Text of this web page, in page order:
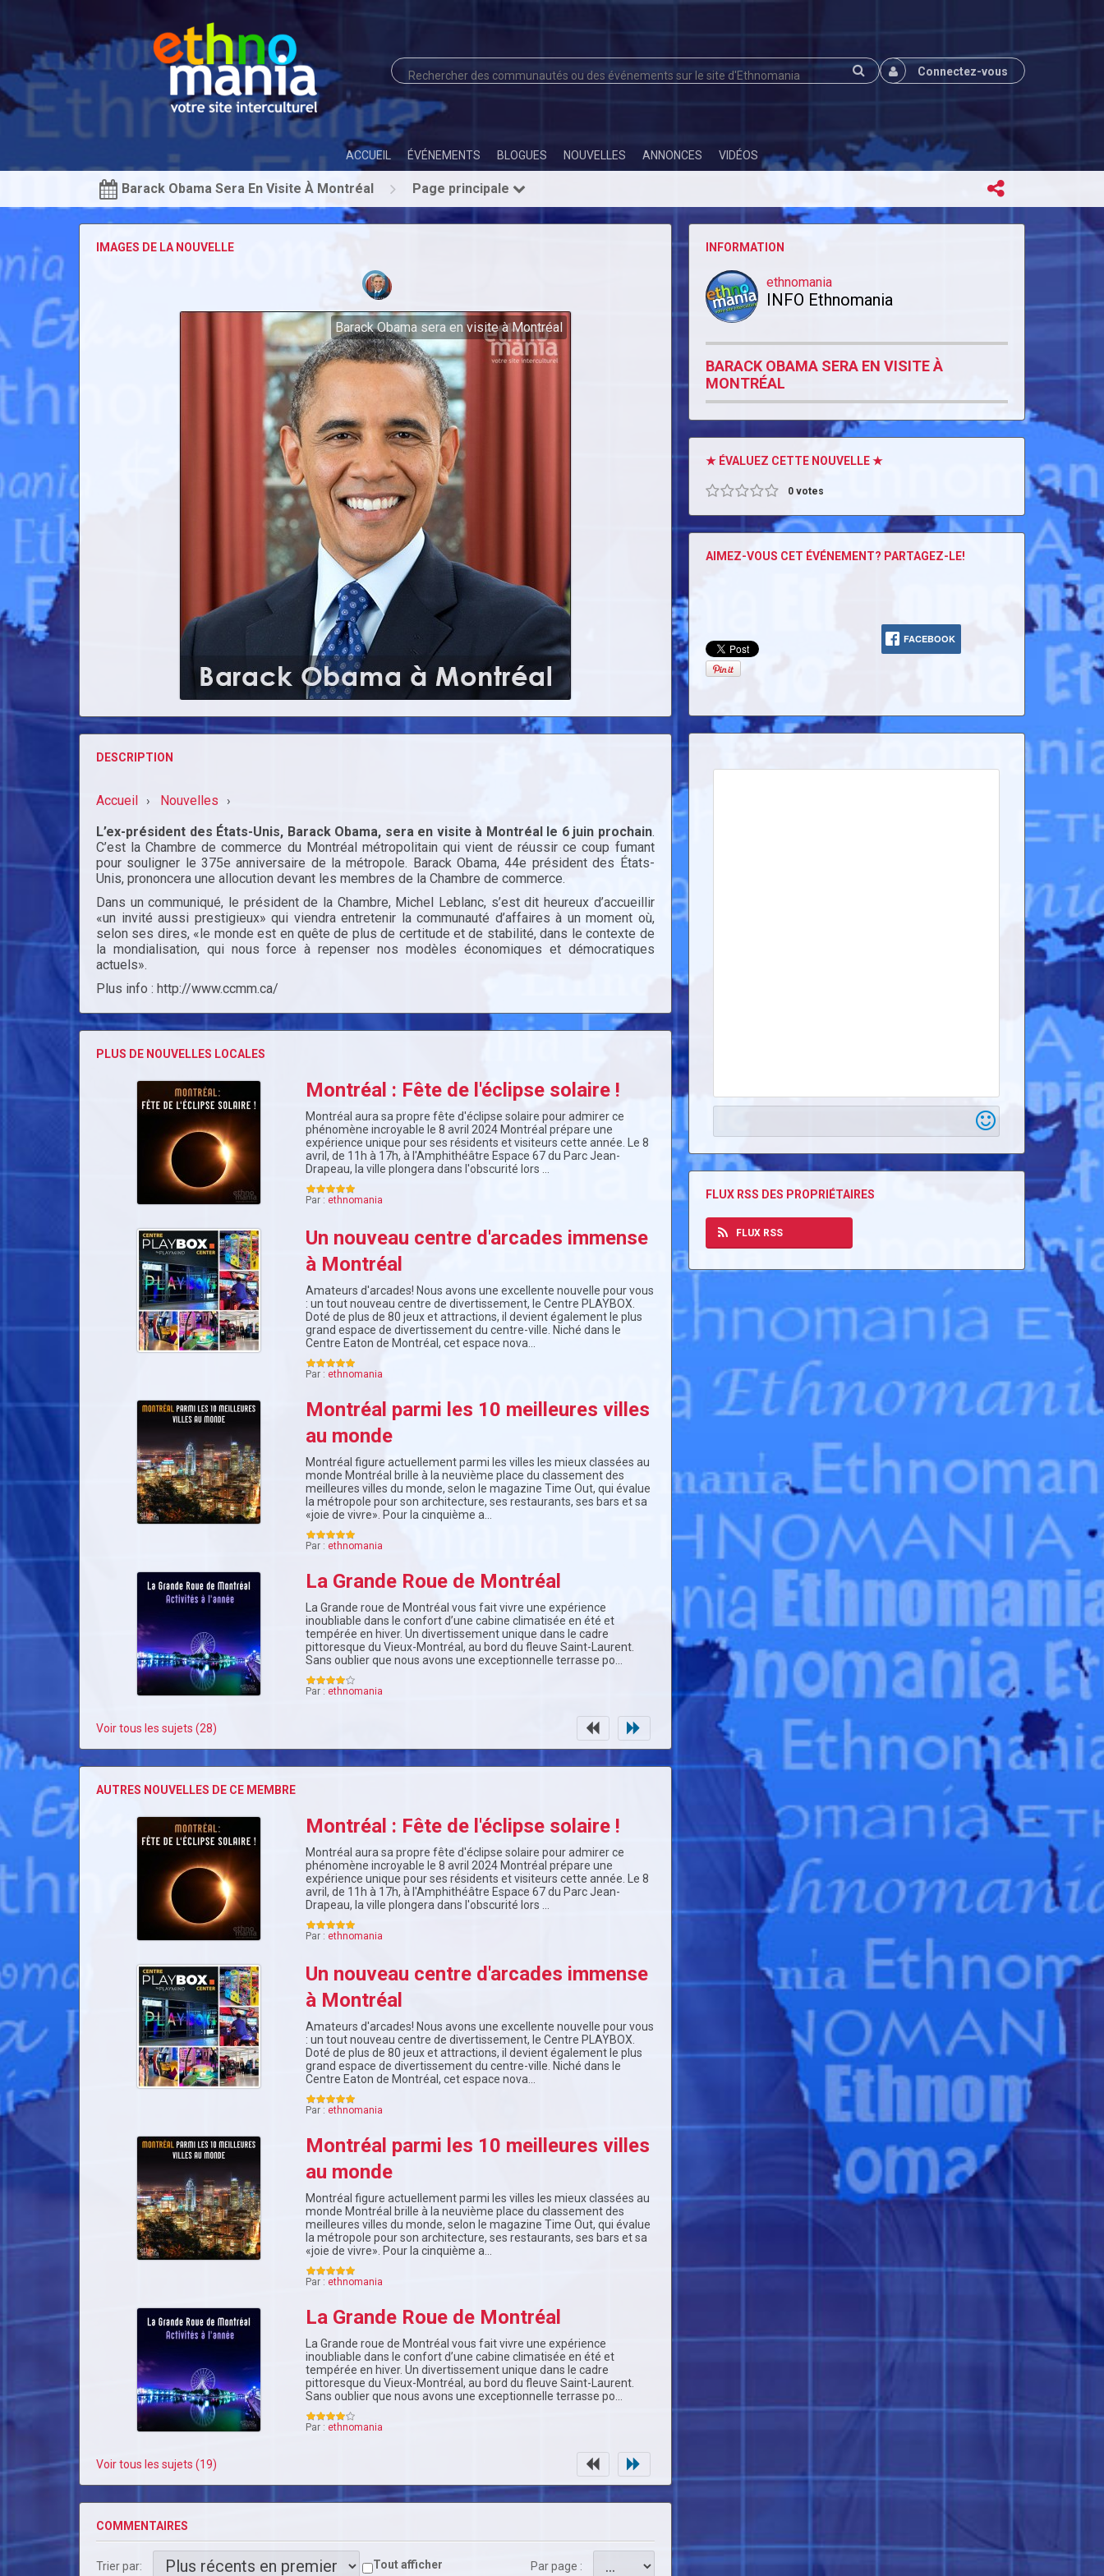
Connectez-vous
ACCUEIL ÉVÉNEMENTS BLOGUES NOUVELLES ANNONCES VIDÉOS
Barack Obama Sera En Visite À Montréal Page principale
IMAGES DE LA NOUVELLE
Barack Obama sera en visite à Montréal
DESCRIPTION
Accueil › Nouvelles ›
L’ex-président des États-Unis, Barack Obama, sera en visite à Montréal le 6 juin prochain.
C’est la Chambre de commerce du Montréal métropolitain qui vient de réussir ce coup fumant
pour souligner le 375e anniversaire de la métropole. Barack Obama, 44e président des États-
Unis, prononcera une allocution devant les membres de la Chambre de commerce.
Dans un communiqué, le président de la Chambre, Michel Leblanc, s’est dit heureux d’accueillir
«un invité aussi prestigieux» qui viendra entretenir la communauté d’affaires à un moment où,
selon ses dires, «le monde est en quête de plus de certitude et de stabilité, dans le contexte de
la mondialisation, qui nous force à repenser nos modèles économiques et démocratiques
actuels».
Plus info : http://www.ccmm.ca/
PLUS DE NOUVELLES LOCALES
Montréal : Fête de l'éclipse solaire !
Montréal aura sa propre fête d'éclipse solaire pour admirer ce
phénomène incroyable le 8 avril 2024 Montréal prépare une
expérience unique pour ses résidents et visiteurs cette année. Le 8
avril, de 11h à 17h, à l'Amphithéâtre Espace 67 du Parc Jean-
Drapeau, la ville plongera dans l'obscurité lors …
Par : ethnomania
Un nouveau centre d'arcades immense
à Montréal
Amateurs d'arcades! Nous avons une excellente nouvelle pour vous
: un tout nouveau centre de divertissement, le Centre PLAYBOX.
Doté de plus de 80 jeux et attractions, il devient également le plus
grand espace de divertissement du centre-ville. Niché dans le
Centre Eaton de Montréal, cet espace nova…
Par : ethnomania
Montréal parmi les 10 meilleures villes
au monde
Montréal figure actuellement parmi les villes les mieux classées au
monde Montréal brille à la neuvième place du classement des
meilleures villes du monde, selon le magazine Time Out, qui évalue
la métropole pour son architecture, ses restaurants, ses bars et sa
«joie de vivre». Pour la cinquième a…
Par : ethnomania
La Grande Roue de Montréal
La Grande roue de Montréal vous fait vivre une expérience
inoubliable dans le confort d’une cabine climatisée en été et
tempérée en hiver. Un divertissement unique dans le cadre
pittoresque du Vieux-Montréal, au bord du fleuve Saint-Laurent.
Sans oublier que nous avons une exceptionnelle terrasse po…
Par : ethnomania
Voir tous les sujets (28)
AUTRES NOUVELLES DE CE MEMBRE
Montréal : Fête de l'éclipse solaire !
Montréal aura sa propre fête d'éclipse solaire pour admirer ce
phénomène incroyable le 8 avril 2024 Montréal prépare une
expérience unique pour ses résidents et visiteurs cette année. Le 8
avril, de 11h à 17h, à l'Amphithéâtre Espace 67 du Parc Jean-
Drapeau, la ville plongera dans l'obscurité lors …
Par : ethnomania
Un nouveau centre d'arcades immense
à Montréal
Amateurs d'arcades! Nous avons une excellente nouvelle pour vous
: un tout nouveau centre de divertissement, le Centre PLAYBOX.
Doté de plus de 80 jeux et attractions, il devient également le plus
grand espace de divertissement du centre-ville. Niché dans le
Centre Eaton de Montréal, cet espace nova…
Par : ethnomania
Montréal parmi les 10 meilleures villes
au monde
Montréal figure actuellement parmi les villes les mieux classées au
monde Montréal brille à la neuvième place du classement des
meilleures villes du monde, selon le magazine Time Out, qui évalue
la métropole pour son architecture, ses restaurants, ses bars et sa
«joie de vivre». Pour la cinquième a…
Par : ethnomania
La Grande Roue de Montréal
La Grande roue de Montréal vous fait vivre une expérience
inoubliable dans le confort d’une cabine climatisée en été et
tempérée en hiver. Un divertissement unique dans le cadre
pittoresque du Vieux-Montréal, au bord du fleuve Saint-Laurent.
Sans oublier que nous avons une exceptionnelle terrasse po…
Par : ethnomania
Voir tous les sujets (19)
COMMENTAIRES
Trier par: Tout afficher Par page :
INFORMATION
ethnomania
INFO Ethnomania
BARACK OBAMA SERA EN VISITE À
MONTRÉAL
★ ÉVALUEZ CETTE NOUVELLE ★
0votes
AIMEZ-VOUS CET ÉVÉNEMENT? PARTAGEZ-LE!
FACEBOOK
FLUX RSS DES PROPRIÉTAIRES
FLUX RSS